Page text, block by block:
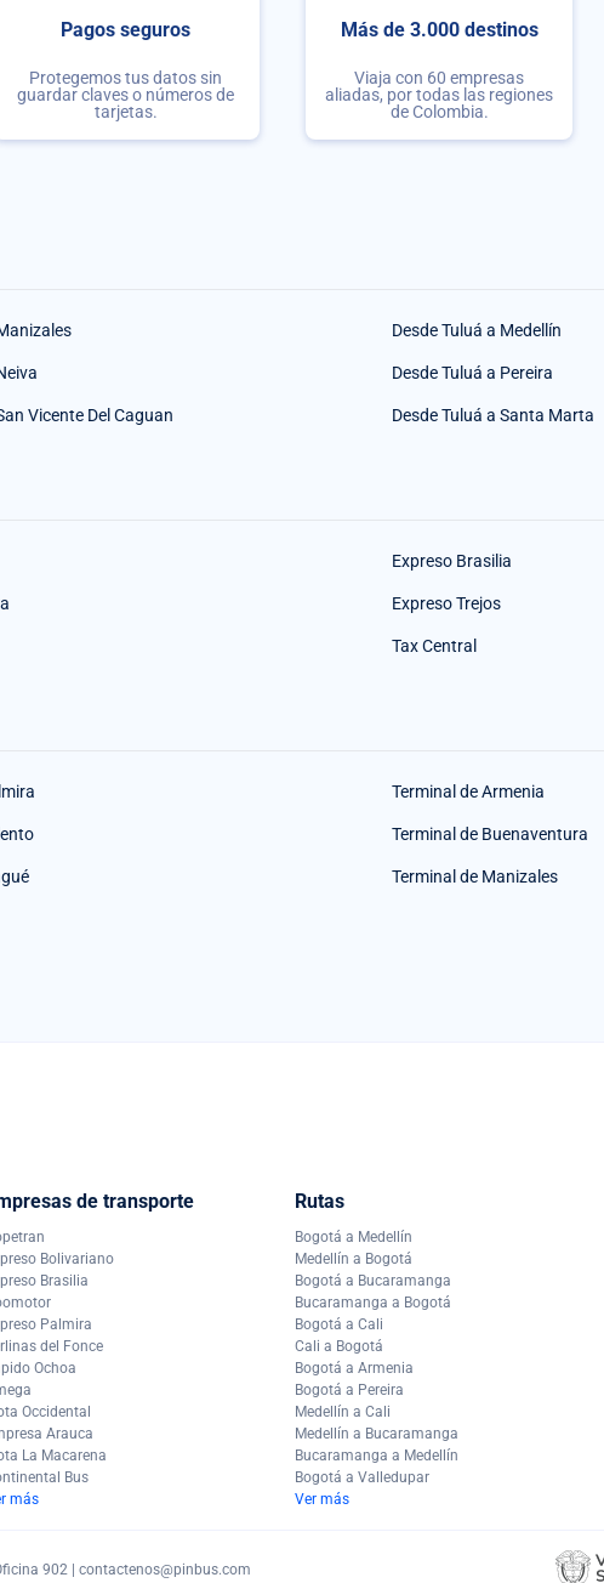
Pagos seguros
Protegemos tus datos sin
guardar claves o números de
tarjetas.
Más de 3.000 destinos
Viaja con 60 empresas
aliadas, por todas las regiones
de Colombia.
Desde Tuluá a Medellín
Desde Tuluá a Pereira
Vicente Del Caguan Desde Tuluá a Santa Marta
Expreso Brasilia
Expreso Trejos
Tax Central
Terminal de Armenia
Terminal de Buenaventura
Terminal de Manizales
de transporte
Bolivariano
Brasilia
Palmira
del Fonce
Ochoa
Occidental
Arauca
La Macarena
Bus
más
Rutas
Bogotá a Medellín
Medellín a Bogotá
Bogotá a Bucaramanga
Bucaramanga a Bogotá
Bogotá a Cali
Cali a Bogotá
Bogotá a Armenia
Bogotá a Pereira
Medellín a Cali
Medellín a Bucaramanga
Bucaramanga a Medellín
Bogotá a Valledupar
Ver más
902 | contactenos@pinbus.com